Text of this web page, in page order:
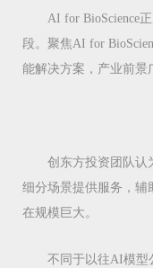
AI for BioScience
段。聚焦AI for
能解决方案，产业前景
创东方投资团队认
细分场景提供服务，辅
在规模巨大。
不同于以往AI模型